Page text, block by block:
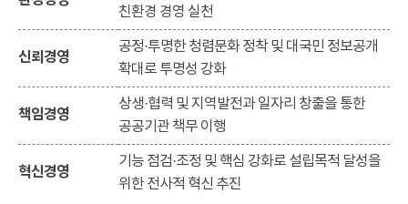
친환경 경영 실천
신뢰경영
공정·투명한 청렴문화 정착 및 대국민 정보공개
확대로 투명성 강화
책임경영
상생·협력 및 지역발전과 일자리 창출을 통한
공공기관 책무 이행
혁신경영
기능 점검·조정 및 핵심 강화로 설립목적 달성을
위한 전사적 혁신 추진